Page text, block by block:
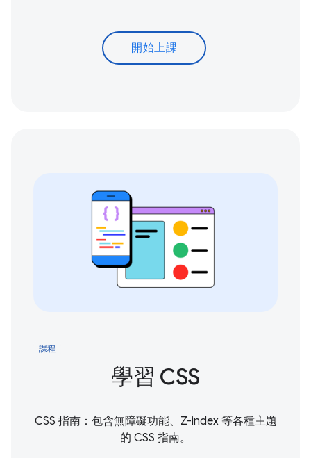
開始上課
課程
學習 CSS
CSS 指南：包含無障礙功能、Z-index 等各種主題
的 CSS 指南。